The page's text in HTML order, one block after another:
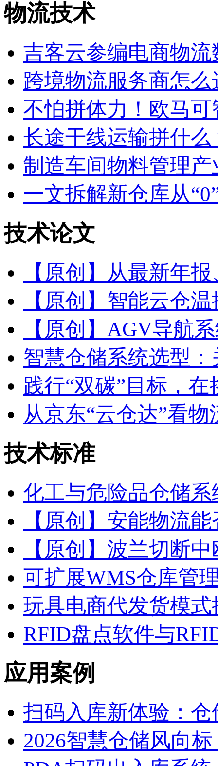
物流技术
吉客云参编电商物
跨境物流服务商怎
不怕拼体力！欧马
长途干线运输拼什
制造车间物料管理
一文拆解新仓库从
技术论文
【原创】从最新年
【原创】智能云仓
【原创】AGV导航
智慧仓储系统选型
践行“双碳”目标，
从京东“云仓达”看物
技术标准
化工与危险品仓储
【原创】安能物流
【原创】波兰切断
可扩展WMS仓库管
玩具电商代发货模
RFID盘点软件与
应用案例
扫码入库新体验：
2026智慧仓储风向